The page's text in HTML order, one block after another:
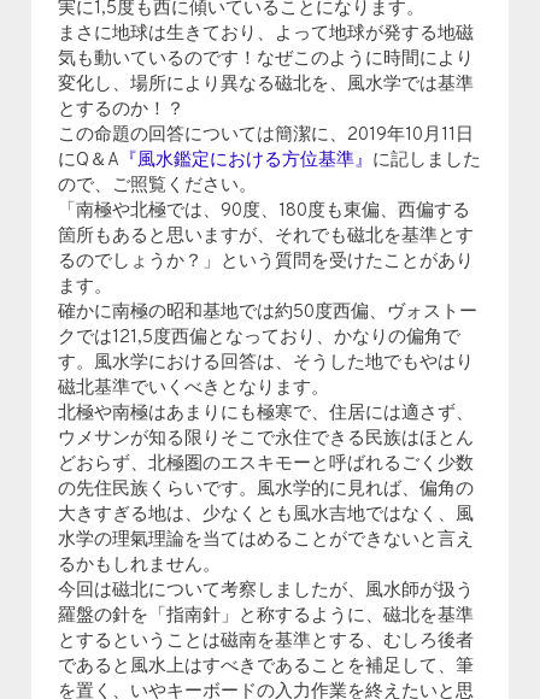
実に1,5度も西に傾いていることになります。
まさに地球は生きており、よって地球が発する地磁
気も動いているのです！なぜこのように時間により
変化し、場所により異なる磁北を、風水学では基準
とするのか！？
この命題の回答については簡潔に、2019年10月11日
にQ＆A 『風水鑑定における方位基準』 に記しました
ので、ご照覧ください。
「南極や北極では、90度、180度も東偏、西偏する
箇所もあると思いますが、それでも磁北を基準とす
るのでしょうか？」という質問を受けたことがあり
ます。
確かに南極の昭和基地では約50度西偏、ヴォストー
クでは121,5度西偏となっており、かなりの偏角で
す。風水学における回答は、そうした地でもやはり
磁北基準でいくべきとなります。
北極や南極はあまりにも極寒で、住居には適さず、
ウメサンが知る限りそこで永住できる民族はほとん
どおらず、北極圏のエスキモーと呼ばれるごく少数
の先住民族くらいです。風水学的に見れば、偏角の
大きすぎる地は、少なくとも風水吉地ではなく、風
水学の理氣理論を当てはめることができないと言え
るかもしれません。
今回は磁北について考察しましたが、風水師が扱う
羅盤の針を「指南針」と称するように、磁北を基準
とするということは磁南を基準とする、むしろ後者
であると風水上はすべきであることを補足して、筆
を置く、いやキーボードの入力作業を終えたいと思